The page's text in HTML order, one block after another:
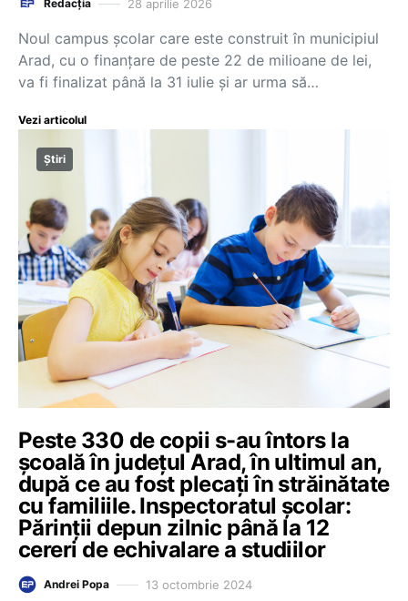
Redacția 28 aprilie 2026
Noul campus şcolar care este construit în municipiul
Arad, cu o finanţare de peste 22 de milioane de lei,
va fi finalizat până la 31 iulie şi ar urma să…
Vezi articolul
Știri
Peste 330 de copii s-au întors la
școală în județul Arad, în ultimul an,
după ce au fost plecați în străinătate
cu familiile. Inspectoratul școlar:
Părinții depun zilnic până la 12
cereri de echivalare a studiilor
Andrei Popa 13 octombrie 2024